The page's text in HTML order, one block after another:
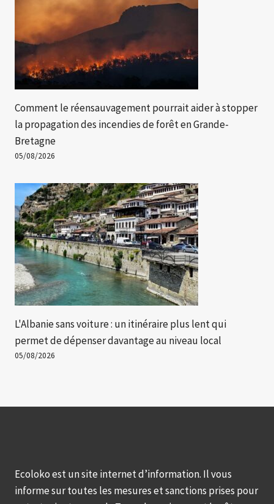
Comment le réensauvagement pourrait aider à stopper
la propagation des incendies de forêt en Grande-
Bretagne
05/08/2026
L'Albanie sans voiture : un itinéraire plus lent qui
permet de dépenser davantage au niveau local
05/08/2026
Ecoloko est un site internet d’information. Il vous
informe sur toutes les mesures et sanctions prises pour